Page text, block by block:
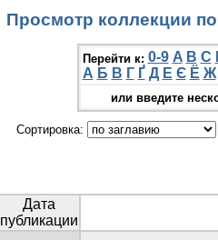
Просмотр коллекции
Перейти к: 0-9 A B C
А Б В Г Ґ Д Е Є Ё Ж
или введите
Сортировка:
Дата
публикации